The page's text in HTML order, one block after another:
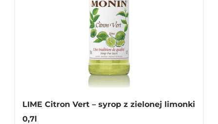
LIME Citron Vert – syrop z zielonej limonki
0,7l